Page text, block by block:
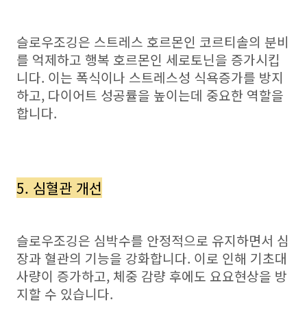
슬로우조깅은 스트레스 호르몬인 코르티솔의 분비
를 억제하고 행복 호르몬인 세로토닌을 증가시킵
니다. 이는 폭식이나 스트레스성 식욕증가를 방지
하고, 다이어트 성공률을 높이는데 중요한 역할을
합니다.
5. 심혈관 개선
슬로우조깅은 심박수를 안정적으로 유지하면서 심
장과 혈관의 기능을 강화합니다. 이로 인해 기초대
사량이 증가하고, 체중 감량 후에도 요요현상을 방
지할 수 있습니다.